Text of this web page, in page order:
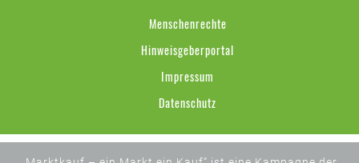
Menschenrechte
Hinweisgeberportal
Impressum
Datenschutz